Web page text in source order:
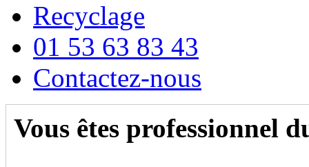
Recyclage
01 53 63 83 43
Contactez-nous
Vous êtes professionnel